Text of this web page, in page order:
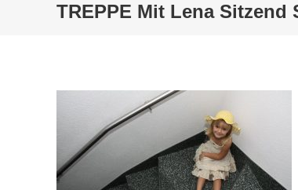
TREPPE Mit Lena